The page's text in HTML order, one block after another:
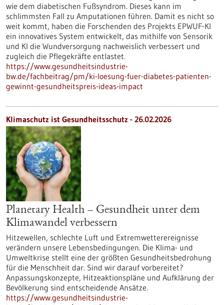
wie dem diabetischen Fußsyndrom. Dieses kann im
schlimmsten Fall zu Amputationen führen. Damit es nicht so
weit kommt, haben die Forschenden des Projekts EPWUF-KI
ein innovatives System entwickelt, das mithilfe von Sensorik
und KI die Wundversorgung nachweislich verbessert und
zugleich die Pflegekräfte entlastet.
https://www.gesundheitsindustrie-
bw.de/fachbeitrag/pm/ki-loesung-fuer-diabetes-patienten-
gewinnt-gesundheitspreis-ideas-impact
Klimaschutz ist Gesundheitsschutz - 26.02.2026
Planetary Health – Gesundheit unter dem
Klimawandel verbessern
Hitzewellen, schlechte Luft und Extremwetterereignisse
verändern unsere Lebensbedingungen. Die Klima- und
Umweltkrise stellt eine der größten Gesundheitsbedrohung
für die Menschheit dar. Sind wir darauf vorbereitet?
Anpassungskonzepte, Hitzeaktionspläne und Aufklärung der
Bevölkerung sind entscheidende Ansätze.
https://www.gesundheitsindustrie-